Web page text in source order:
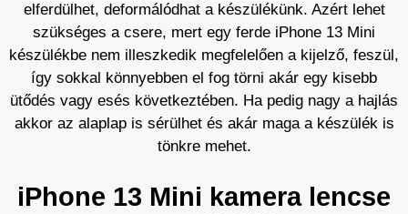
elferdülhet, deformálódhat a készülékünk. Azért lehet
szükséges a csere, mert egy ferde iPhone 13 Mini
készülékbe nem illeszkedik megfelelően a kijelző, feszül,
így sokkal könnyebben el fog törni akár egy kisebb
ütődés vagy esés következtében. Ha pedig nagy a hajlás
akkor az alaplap is sérülhet és akár maga a készülék is
tönkre mehet.
iPhone 13 Mini kamera lencse